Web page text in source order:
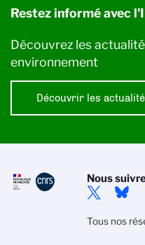
Restez informé avec
Découvrez les
environnement
Découvrir les
Nous
Tous nos